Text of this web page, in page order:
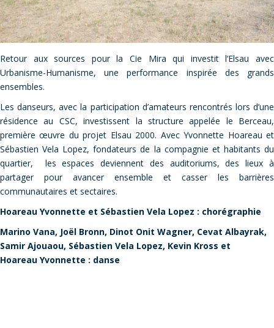
Retour aux sources pour la Cie Mira qui investit l’Elsau avec
Urbanisme-Humanisme, une performance inspirée des grands
ensembles.
Les danseurs, avec la participation d’amateurs rencontrés lors d’une
résidence au CSC, investissent la structure appelée le Berceau,
première œuvre du projet Elsau 2000. Avec Yvonnette Hoareau et
Sébastien Vela Lopez, fondateurs de la compagnie et habitants du
quartier, les espaces deviennent des auditoriums, des lieux à
partager pour avancer ensemble et casser les barrières
communautaires et sectaires.
Hoareau Yvonnette et Sébastien Vela Lopez : chorégraphie
Marino Vana, Joël Bronn, Dinot Onit Wagner, Cevat Albayrak,
Samir Ajouaou, Sébastien Vela Lopez, Kevin Kross et
Hoareau Yvonnette : danse